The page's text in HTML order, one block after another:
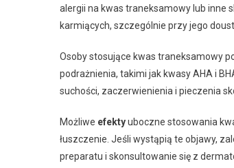
alergii na kwas traneksamowy lub inne
karmiących, szczególnie przy jego
Osoby stosujące kwas traneksamowy
podrażnienia, takimi jak kwasy AHA i
suchości, zaczerwienienia i pieczenia
Możliwe efektyuboczne stosowania
łuszczenie. Jeśli wystąpią te objawy,
preparatu i skonsultowanie się z